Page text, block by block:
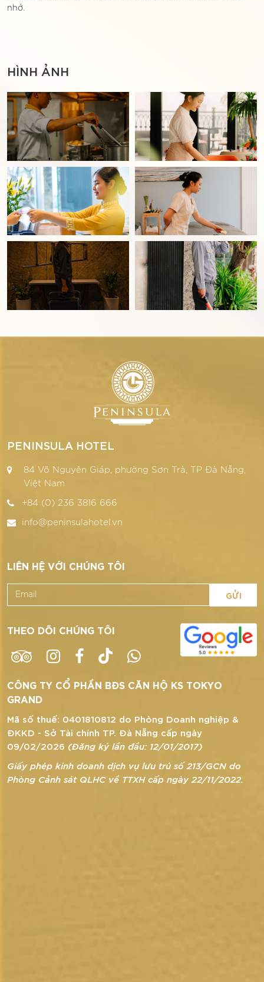
nhớ.
HÌNH ẢNH
PENINSULA HOTEL
84 Võ Nguyên Giáp, phường Sơn Trà, TP Đà Nẵng,
Việt Nam
+84 (0) 236 3816 666
info@peninsulahotel.vn
LIÊN HỆ VỚI CHÚNG TÔI
GỬI
THEO DÕI CHÚNG TÔI
CÔNG TY CỔ PHẦN BĐS CĂN HỘ KS TOKYO
GRAND
Mã số thuế: 0401810812 do Phòng Doanh nghiệp &
ĐKKD - Sở Tài chính TP. Đà Nẵng cấp ngày
09/02/2026 (Đăng ký lần đầu: 12/01/2017)
Giấy phép kinh doanh dịch vụ lưu trú số 213/GCN do
Phòng Cảnh sát QLHC về TTXH cấp ngày 22/11/2022.